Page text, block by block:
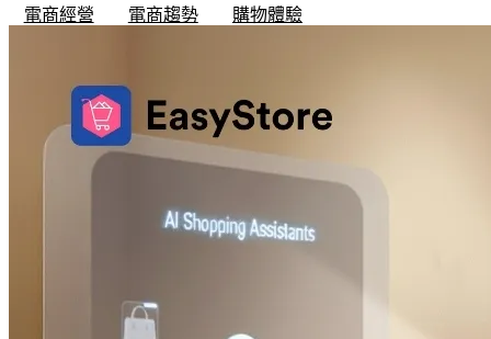
電商經營
電商趨勢 購物體驗